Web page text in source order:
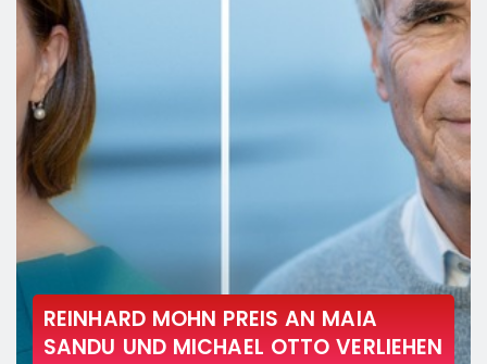
REINHARD MOHN PREIS AN MAIA
SANDU UND MICHAEL OTTO VERLIEHEN